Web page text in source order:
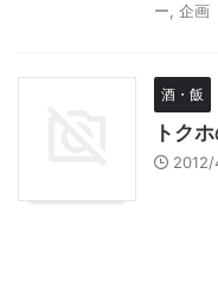
ー 企画
酒・飯
トク